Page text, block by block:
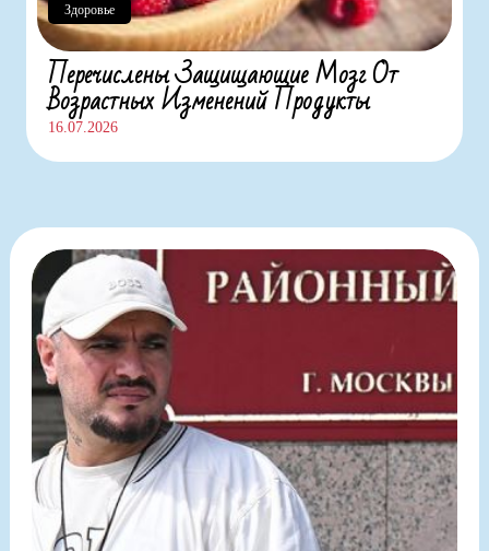
Перечислены Защищающие Мозг От
Возрастных Изменений Продукты
16.07.2026
Здоровье